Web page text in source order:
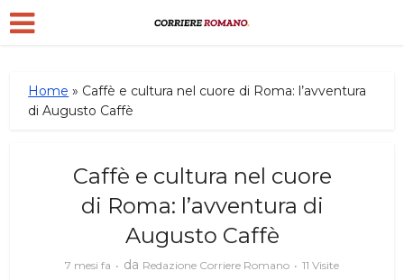
Home » Caffè e cultura nel cuore di Roma: l’avventura
di Augusto Caffè
Caffè e cultura nel cuore
di Roma: l’avventura di
Augusto Caffè
7 mesi fa da Redazione Corriere Romano 11 Visite